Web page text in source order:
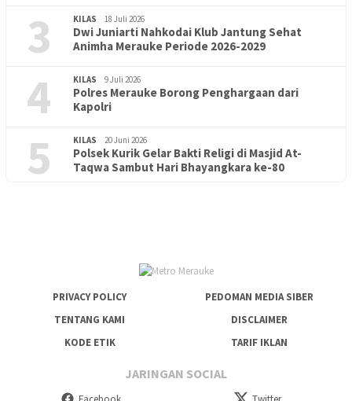
3 KILAS 18 Juli 2026
Dwi Juniarti Nahkodai Klub Jantung Sehat
Animha Merauke Periode 2026-2029
4 KILAS 9 Juli 2026
Polres Merauke Borong Penghargaan dari
Kapolri
5 KILAS 20 Juni 2026
Polsek Kurik Gelar Bakti Religi di Masjid At-
Taqwa Sambut Hari Bhayangkara ke-80
PENDIDIKAN 18 Juni 2026
Lepas Puluhan Peserta Didik, TK Yapis 2 Merauke Siapkan
PRIVACY POLICY
PEDOMAN MEDIA SIBER
TENTANG KAMI
DISCLAIMER
KODE ETIK
TARIF IKLAN
JARINGAN SOCIAL